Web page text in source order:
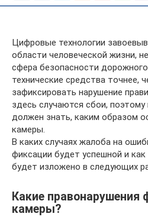
Цифровые технологии
области человеческой жизни,
сфера безопасности
технические средства точнее,
зафиксировать нарушение
здесь случаются сбои,
должен знать, каким образом
камеры.
В каких случаях жалоба на
фиксации будет успешной и
будет изложено в следующих
Какие правонарушения
камеры?